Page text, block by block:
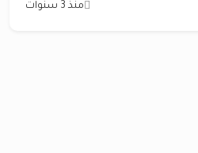
منذ 3 سنوات